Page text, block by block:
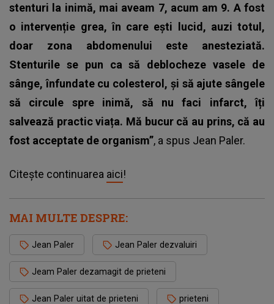
stenturi la inimă, mai aveam 7, acum am 9. A fost
o intervenție grea, în care ești lucid, auzi totul,
doar zona abdomenului este anesteziată.
Stenturile se pun ca să deblocheze vasele de
sânge, înfundate cu colesterol, și să ajute sângele
să circule spre inimă, să nu faci infarct, îți
salvează practic viața. Mă bucur că au prins, că au
fost acceptate de organism”, a spus Jean Paler.
Citește continuarea aici!
MAI MULTE DESPRE:
Jean Paler Jean Paler dezvaluiri
Jeam Paler dezamagit de prieteni
Jean Paler uitat de prieteni prieteni